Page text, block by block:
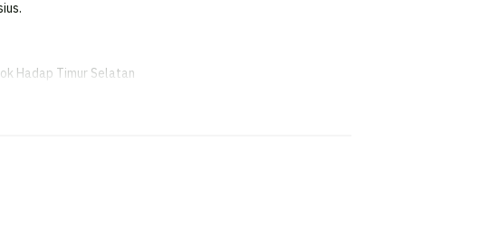
Hadap Timur Selatan